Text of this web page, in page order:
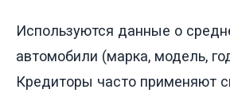
Используются данные о
автомобили (марка, модель,
Кредиторы часто применяют